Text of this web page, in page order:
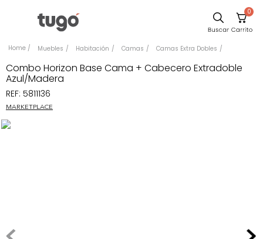
0
Muebles Habitación Camas Camas Extra Dobles
Combo Horizon Base Cama + Cabecero Extradoble
Azul/Madera
REF: 5811136
MARKETPLACE
Comedor
Escritorio
Silla